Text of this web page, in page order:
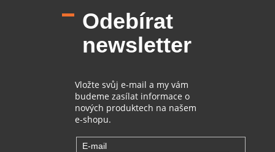
Odebírat
newsletter
Vložte svůj e-mail a my vám
budeme zasílat informace o
nových produktech na našem
e-shopu.
E-mail